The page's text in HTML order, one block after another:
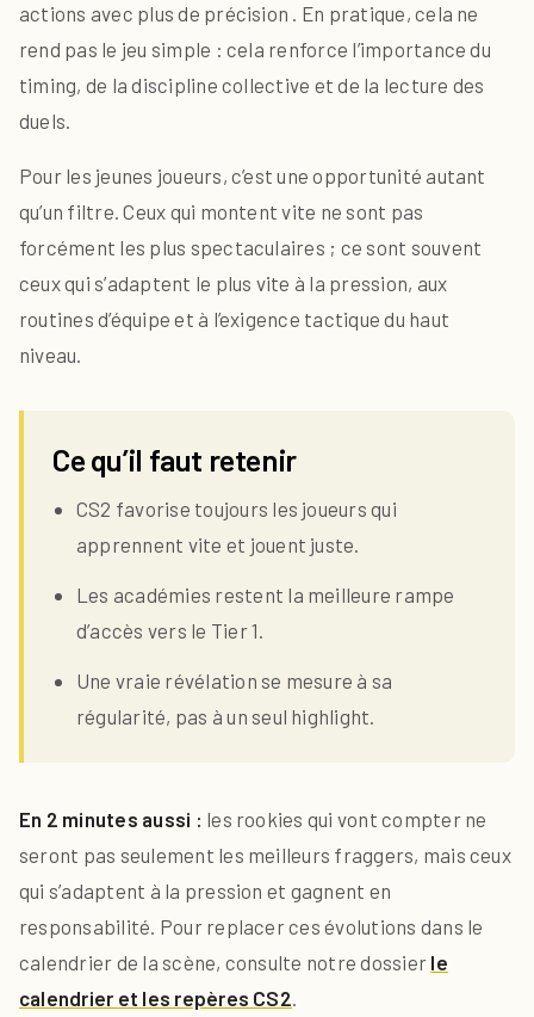
actions avec plus de précision . En pratique, cela ne
rend pas le jeu simple : cela renforce l’importance du
timing, de la discipline collective et de la lecture des
duels.
Pour les jeunes joueurs, c’est une opportunité autant
qu’un filtre. Ceux qui montent vite ne sont pas
forcément les plus spectaculaires ; ce sont souvent
ceux qui s’adaptent le plus vite à la pression, aux
routines d’équipe et à l’exigence tactique du haut
niveau.
Ce qu’il faut retenir
CS2 favorise toujours les joueurs qui
apprennent vite et jouent juste.
Les académies restent la meilleure rampe
d’accès vers le Tier 1.
Une vraie révélation se mesure à sa
régularité, pas à un seul highlight.
En 2 minutes aussi : les rookies qui vont compter ne
seront pas seulement les meilleurs fraggers, mais ceux
qui s’adaptent à la pression et gagnent en
responsabilité. Pour replacer ces évolutions dans le
calendrier de la scène, consulte notre dossier le
calendrier et les repères CS2.